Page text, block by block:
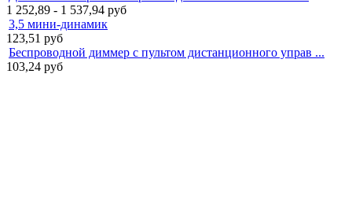
1 252,89 - 1 537,94 руб
3,5 мини-динамик
123,51 руб
Беспроводной диммер с пультом дистанционного управ ...
103,24 руб